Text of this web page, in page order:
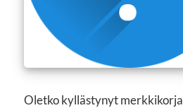
Oletko kyllästynyt